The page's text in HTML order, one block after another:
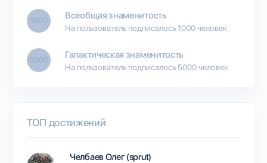
1000 Всеобщая знаменитость
На пользователь подписалось 1000 человек
5000 Галактическая знаменитость
На пользователь подписалось 5000 человек
ТОП достижений
Челбаев Олег (sprut)